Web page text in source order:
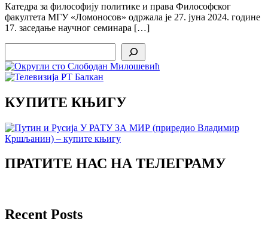
Катедра за философију политике и права Философског
факултета МГУ «Ломоносов» одржала је 27. јуна 2024. године
17. заседање научног семинара […]
КУПИТЕ КЊИГУ
ПРАТИТЕ НАС НА ТЕЛЕГРАМУ
Recent Posts